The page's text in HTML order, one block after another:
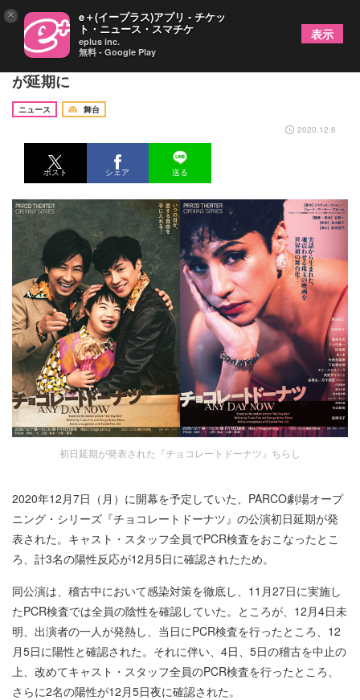
PARCO劇場『チョコレートドーナツ』の公演初日
が延期に
ニュース
舞台
2020.12.6
ポスト シェア 送る
初日延期が発表された『チョコレートドーナツ』ちらし
2020年12月7日（月）に開幕を予定していた、PARCO劇場オープ
ニング・シリーズ『チョコレートドーナツ』の公演初日延期が発
表された。キャスト・スタッフ全員でPCR検査をおこなったとこ
ろ、計3名の陽性反応が12月5日に確認されたため。
同公演は、稽古中において感染対策を徹底し、11月27日に実施し
たPCR検査では全員の陰性を確認していた。ところが、12月4日未
明、出演者の一人が発熱し、当日にPCR検査を行ったところ、12
月5日に陽性と確認された。それに伴い、4日、5日の稽古を中止の
上、改めてキャスト・スタッフ全員のPCR検査を行ったところ、
さらに2名の陽性が12月5日夜に確認された。
× e＋(イープラス)アプリ - チケッ
ト・ニュース・スマチケ
eplus inc.
無料 - Google Play
表示